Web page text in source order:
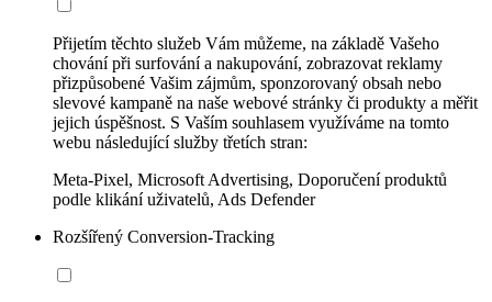
Přijetím těchto služeb Vám můžeme, na základě Vašeho
chování při surfování a nakupování, zobrazovat reklamy
přizpůsobené Vašim zájmům, sponzorovaný obsah nebo
slevové kampaně na naše webové stránky či produkty a měřit
jejich úspěšnost. S Vaším souhlasem využíváme na tomto
webu následující služby třetích stran:
Meta-Pixel, Microsoft Advertising, Doporučení produktů
podle klikání uživatelů, Ads Defender
Rozšířený Conversion-Tracking